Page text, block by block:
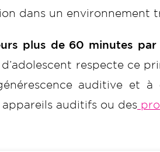
dans un environnement
plus de 60 minutes
d’adolescent respecte ce
auditive et à
auditifs ou des